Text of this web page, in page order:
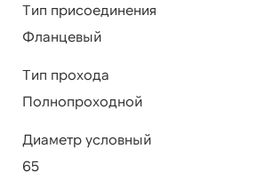
Тип присоединения
Фланцевый
Тип прохода
Полнопроходной
Диаметр условный
65